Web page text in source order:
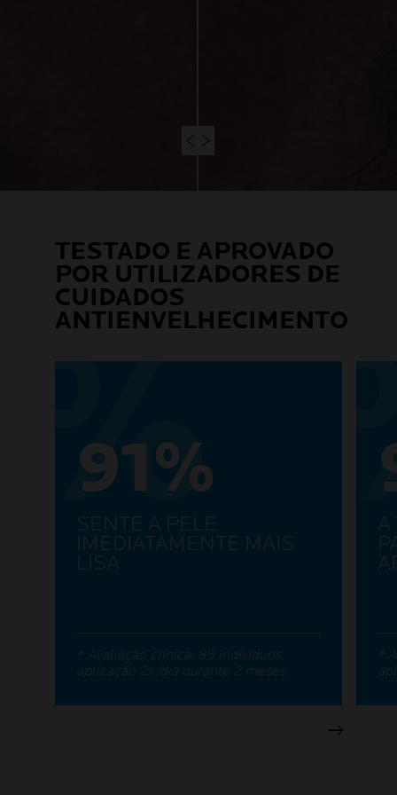
TESTADO E APROVADO
POR UTILIZADORES DE
CUIDADOS
ANTIENVELHECIMENTO
91%
SENTE A PELE
IMEDIATAMENTE MAIS
LISA
* Avaliação clínica, 85 indivíduos,
aplicação 2x/dia durante 2 meses.
A
*